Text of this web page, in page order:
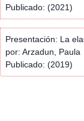
Publicado: (2021)
Presentación: La
por: Arzadun, Paula
Publicado: (2019)